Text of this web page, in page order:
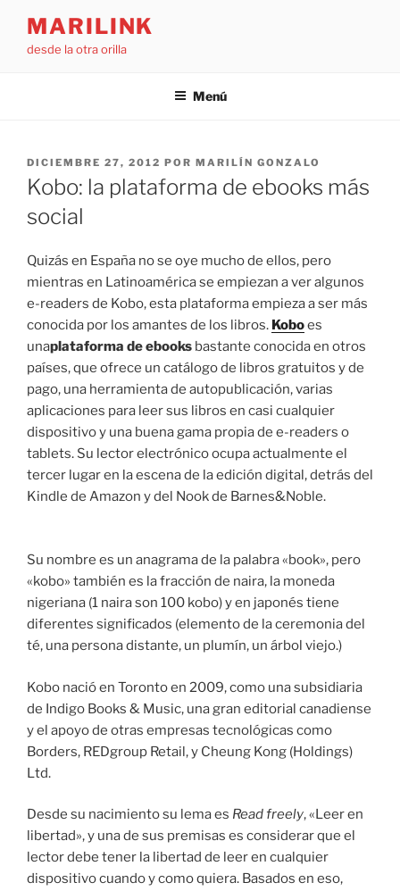
contenido
MARILINK
desde la otra orilla
Menú
PUBLICADO
EL
DICIEMBRE 27, 2012 POR MARILÍN GONZALO
Kobo: la plataforma de ebooks más
social
Quizás en España no se oye mucho de ellos, pero
mientras en Latinoamérica se empiezan a ver algunos
e-readers de Kobo, esta plataforma empieza a ser más
conocida por los amantes de los libros. Koboes
unaplataforma de ebooks bastante conocida en otros
países, que ofrece un catálogo de libros gratuitos y de
pago, una herramienta de autopublicación, varias
aplicaciones para leer sus libros en casi cualquier
dispositivo y una buena gama propia de e-readers o
tablets. Su lector electrónico ocupa actualmente el
tercer lugar en la escena de la edición digital, detrás del
Kindle de Amazon y del Nook de Barnes&Noble.
Su nombre es un anagrama de la palabra «book», pero
«kobo» también es la fracción de naira, la moneda
nigeriana (1 naira son 100 kobo) y en japonés tiene
diferentes significados (elemento de la ceremonia del
té, una persona distante, un plumín, un árbol viejo.)
Kobo nació en Toronto en 2009, como una subsidiaria
de Indigo Books & Music, una gran editorial canadiense
y el apoyo de otras empresas tecnológicas como
Borders, REDgroup Retail, y Cheung Kong (Holdings)
Ltd.
Desde su nacimiento su lema es Read freely, «Leer en
libertad», y una de sus premisas es considerar que el
lector debe tener la libertad de leer en cualquier
dispositivo cuando y como quiera. Basados en eso,